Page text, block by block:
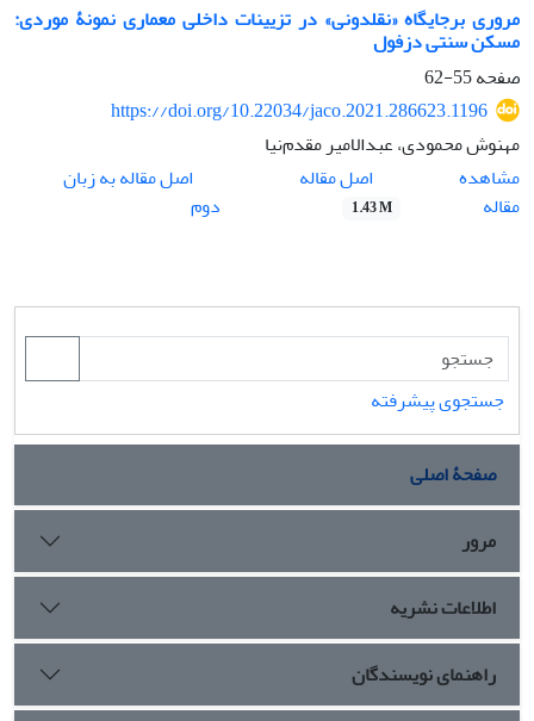
مروری برجایگاه «نقلدونی» در تزیینات داخلی معماری نمونۀ موردی:
مسکن سنتی دزفول
صفحه55-62
https://doi.org/10.22034/jaco.2021.286623.1196
مهنوش محمودی، عبدالامیر مقدم‌نیا
مشاهده
مقاله
اصل مقاله
1.43 M
اصل مقاله به زبان
دوم
جستجوی پیشرفته
صفحۀ اصلی
مرور
اطلاعات نشریه
راهنمای نویسندگان